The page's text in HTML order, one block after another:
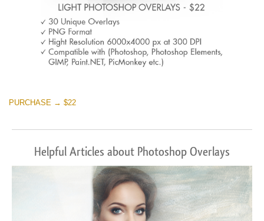
PURCHASE → $22
Helpful Articles about Photoshop Overlays